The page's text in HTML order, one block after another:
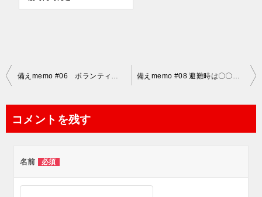
投
ビ
コメントを残す
名前 必須